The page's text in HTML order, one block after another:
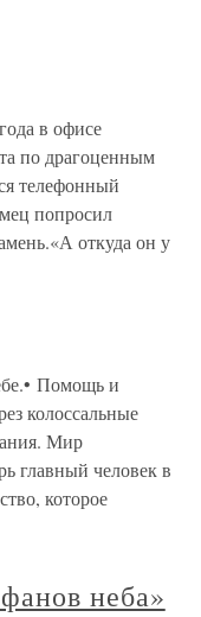
в офисе
по драгоценным
телефонный
попросил
откуда он у
Помощь и
колоссальные
Мир
главный человек в
которое
неба»